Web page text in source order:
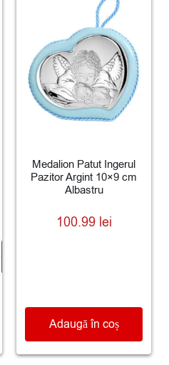
Medalion Patut Ingerul
Pazitor Argint 10×9 cm
Albastru
100.99 lei
Adaugă în coș